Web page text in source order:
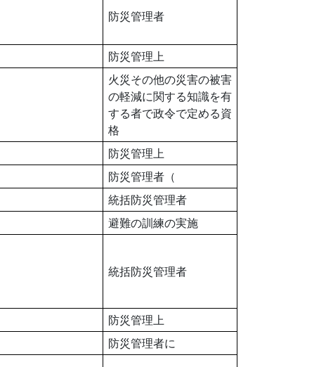
防災管理者
防災管理上
火災その他の災害の被害
の軽減に関する知識を有
する者で政令で定める資
格
防災管理上
防災管理者（
統括防災管理者
避難の訓練の実施
統括防災管理者
防災管理上
防災管理者に